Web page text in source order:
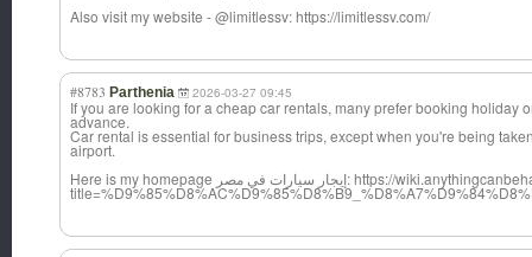
Also visit my website - @limitlessv: https://limitlessv.com/
#8783 Parthenia 2026-03-27 09:45
If you are looking for a cheap car rentals, many prefer booking holiday
advance.
Car rental is essential for business trips, except when you're being
airport.
Here is my homepage إيجار سيارات في مصر: https://wiki.anythingcanbehacked.com/index.php?